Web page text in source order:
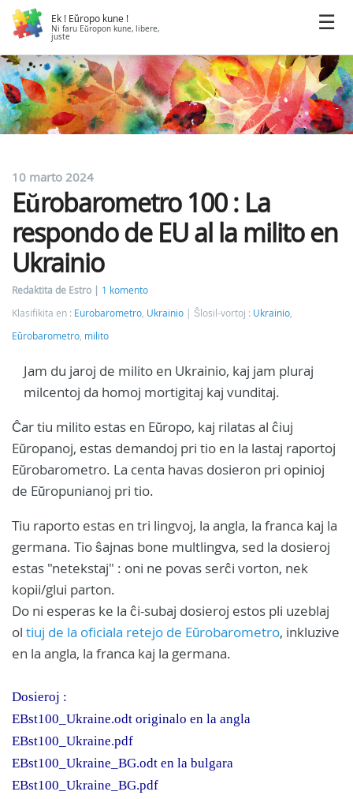
Ek ! Eŭropo kune !
Ni faru Eŭropon kune, libere,
juste
10 marto 2024
Eŭrobarometro 100 : La
respondo de EU al la milito en
Ukrainio
Redaktita de Estro
1 komento
Klasifikita en : Eurobarometro, Ukrainio Ŝlosil-vortoj : Ukrainio,
Eŭrobarometro, milito
Jam du jaroj de milito en Ukrainio, kaj jam pluraj
milcentoj da homoj mortigitaj kaj vunditaj.
Ĉar tiu milito estas en Eŭropo, kaj rilatas al ĉiuj
Eŭropanoj, estas demandoj pri tio en la lastaj raportoj
Eŭrobarometro. La centa havas dosieron pri opinioj
de Eŭropunianoj pri tio.
Tiu raporto estas en tri lingvoj, la angla, la franca kaj la
germana. Tio ŝajnas bone multlingva, sed la dosieroj
estas "netekstaj" : oni ne povas serĉi vorton, nek
kopii/glui parton.
Do ni esperas ke la ĉi-subaj dosieroj estos pli uzeblaj
ol tiuj de la oficiala retejo de Eŭrobarometro, inkluzive
en la angla, la franca kaj la germana.
Dosieroj :
EBst100_Ukraine.odt originalo en la angla
EBst100_Ukraine.pdf
EBst100_Ukraine_BG.odt en la bulgara
EBst100_Ukraine_BG.pdf